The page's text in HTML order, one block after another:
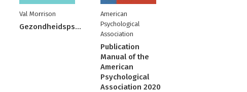
Val Morrison
Gezondheidspsychologie
American
Psychological
Association
Publication
Manual of the
American
Psychological
Association 2020